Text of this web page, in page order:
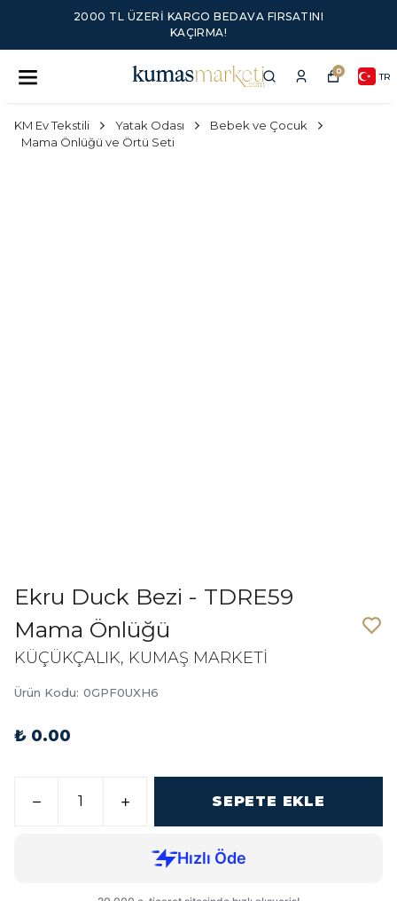
2000 TL ÜZERI KARGO BEDAVA FIRSATINI
KAÇIRMA!
0 TR
KM Ev Tekstili Yatak Odası
Bebek ve Çocuk
Mama Önlüğü ve Örtü Seti
Ekru Duck Bezi - TDRE59
Mama Önlüğü
KÜÇÜKÇALIK, KUMAŞ MARKETİ
Ürün Kodu: 0GPF0UXH6
₺ 0.00
SEPETE EKLE